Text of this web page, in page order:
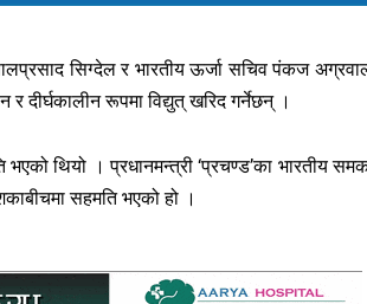
सिग्देल र भारतीय ऊर्जा सचिव पंकज
दीर्घकालीन रूपमा विद्युत् खरिद गर्नेछन् ।
थियो । प्रधानमन्त्री ‘प्रचण्ड’का भारतीय
सहमति भएको हो ।